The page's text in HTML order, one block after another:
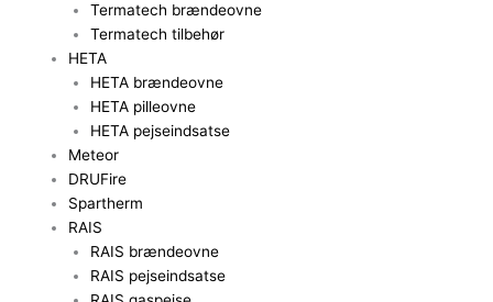
Termatech brændeovne
Termatech tilbehør
HETA
HETA brændeovne
HETA pilleovne
HETA pejseindsatse
Meteor
DRUFire
Spartherm
RAIS
RAIS brændeovne
RAIS pejseindsatse